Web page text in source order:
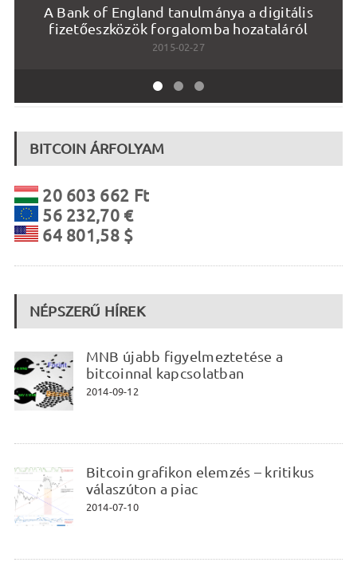
A Bank of England tanulmánya a digitális
fizetőeszközök forgalomba hozataláról
2015-02-27
BITCOIN ÁRFOLYAM
20 603 662 Ft
56 232,70 €
64 801,58 $
NÉPSZERŰ HÍREK
MNB újabb figyelmeztetése a
bitcoinnal kapcsolatban
2014-09-12
Bitcoin grafikon elemzés – kritikus
válaszúton a piac
2014-07-10